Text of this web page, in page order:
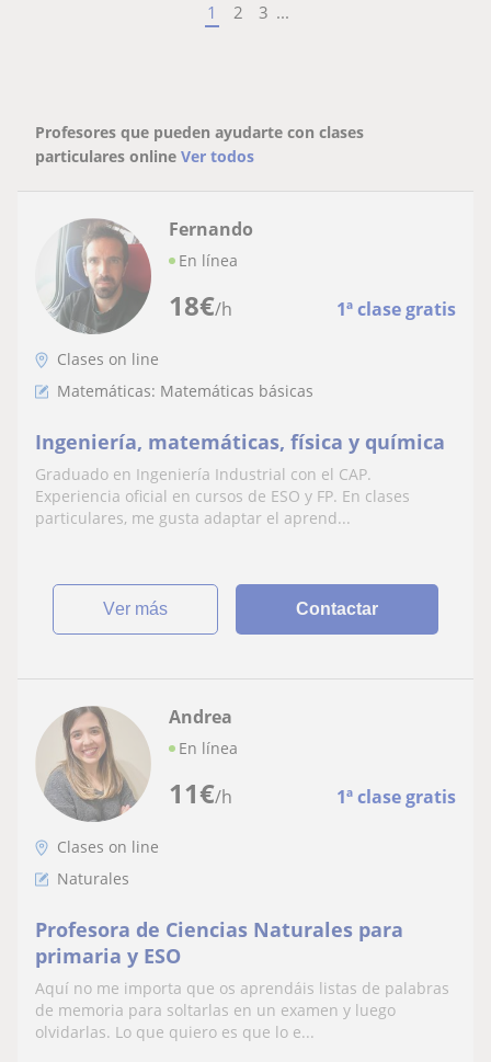
1 2 3 ...
Profesores que pueden ayudarte con clases
particulares online Ver todos
18€/h 1ª clase gratis
Fernando
En línea
Clases on line
Matemáticas: Matemáticas básicas
Ingeniería, matemáticas, física y química
Graduado en Ingeniería Industrial con el CAP.
Experiencia oficial en cursos de ESO y FP. En clases
particulares, me gusta adaptar el aprend...
ver más Contactar
11€/h 1ª clase gratis
Andrea
En línea
Clases on line
Naturales
Profesora de Ciencias Naturales para
primaria y ESO
Aquí no me importa que os aprendáis listas de palabras
de memoria para soltarlas en un examen y luego
olvidarlas. Lo que quiero es que lo e...